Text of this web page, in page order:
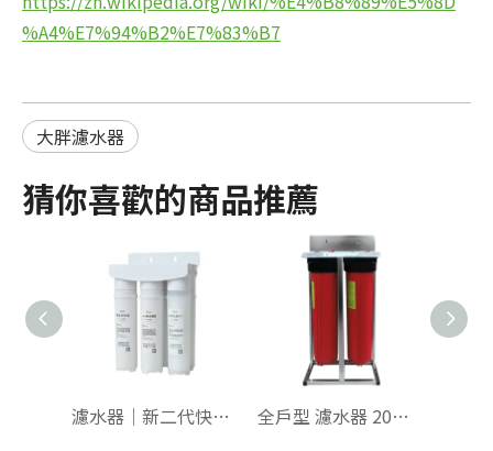
%A4%E7%94%B2%E7%83%B7
大胖濾水器
猜你喜歡的商品推薦
濾水器｜新二代快拆 五道 吊式【微礦MAF】 全戶型 濾水器 20吋 大胖 雙管【菲歐特】抗UV